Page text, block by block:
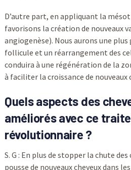
D’autre part, en appliquant la
favorisons la création de nouveaux
angiogenèse). Nous aurons une
follicule et un réarrangement des
conduira à une régénération de la
à faciliter la croissance de nouveaux
Quels aspects des
améliorés avec ce
révolutionnaire ?
S. G : En plus de stopper la chute
pousse de nouveaux cheveux dans